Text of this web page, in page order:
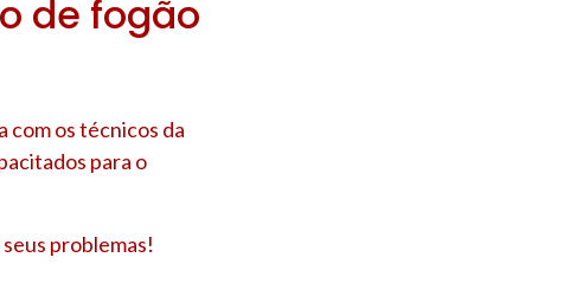
de fogão
com os técnicos da
para o
problemas!